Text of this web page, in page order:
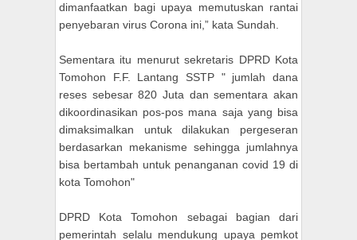
dimanfaatkan bagi upaya memutuskan rantai
penyebaran virus Corona ini,” kata Sundah.
Sementara itu menurut sekretaris DPRD Kota
Tomohon F.F. Lantang SSTP " jumlah dana
reses sebesar 820 Juta dan sementara akan
dikoordinasikan pos-pos mana saja yang bisa
dimaksimalkan untuk dilakukan pergeseran
berdasarkan mekanisme sehingga jumlahnya
bisa bertambah untuk penanganan covid 19 di
kota Tomohon"
DPRD Kota Tomohon sebagai bagian dari
pemerintah selalu mendukung upaya pemkot